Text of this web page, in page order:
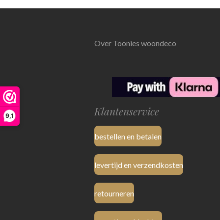
9,1
Over Toonies woondeco
Klantenservice
bestellen en betalen
levertijd en verzendkosten
retourneren